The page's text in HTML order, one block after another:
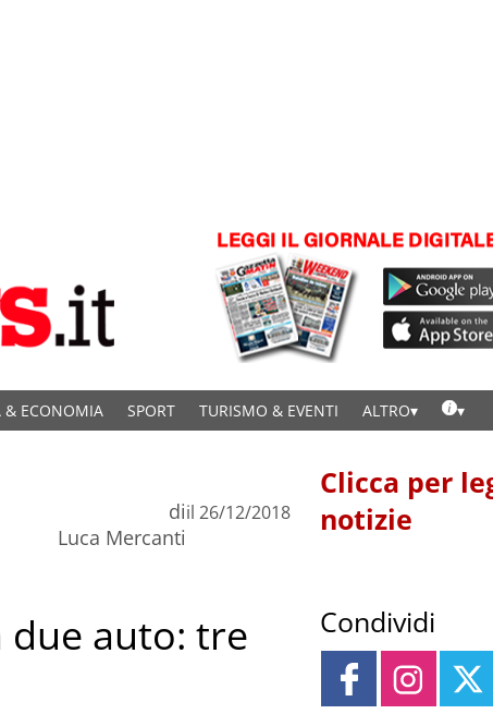
& ECONOMIA SPORT TURISMO & EVENTI ALTRO
di
Luca Mercanti
il 26/12/2018
auto: tre
Clicca per
notizie
Condividi